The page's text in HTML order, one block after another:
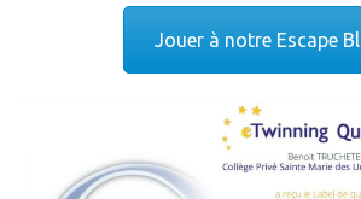
Jouer à notre Escape